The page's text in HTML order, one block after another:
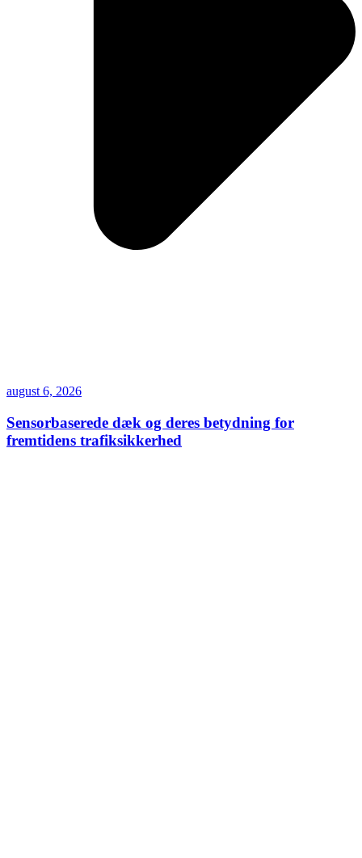
august 6, 2026
Sensorbaserede dæk og deres betydning for
fremtidens trafiksikkerhed